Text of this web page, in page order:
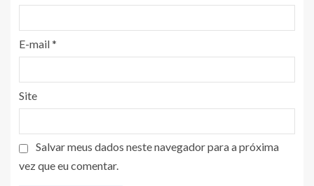
E-mail*
Site
Salvar meus dados neste navegador para a próxima
vez que eu comentar.